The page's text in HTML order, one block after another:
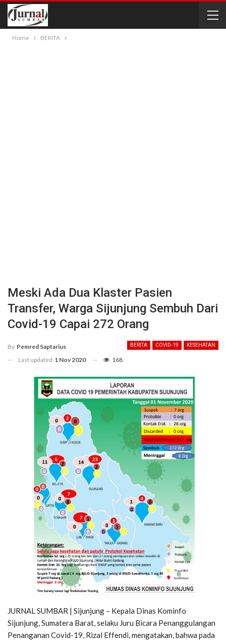
Home BERITA
Meski Ada Dua Klaster Pasien
Transfer, Warga Sijunjung Sembuh Dari
Covid-19 Capai 272 Orang
BERITA COVID-19 KESEHATAN
By Pemred Saptarius
Last updated 1 Nov 2020 168
JURNAL SUMBAR | Sijunjung – Kepala Dinas Kominfo
Sijunjung, Sumatera Barat, selaku Juru Bicara Penanggulangan
Penanganan Covid-19, Rizal Effendi, mengatakan, bahwa pada